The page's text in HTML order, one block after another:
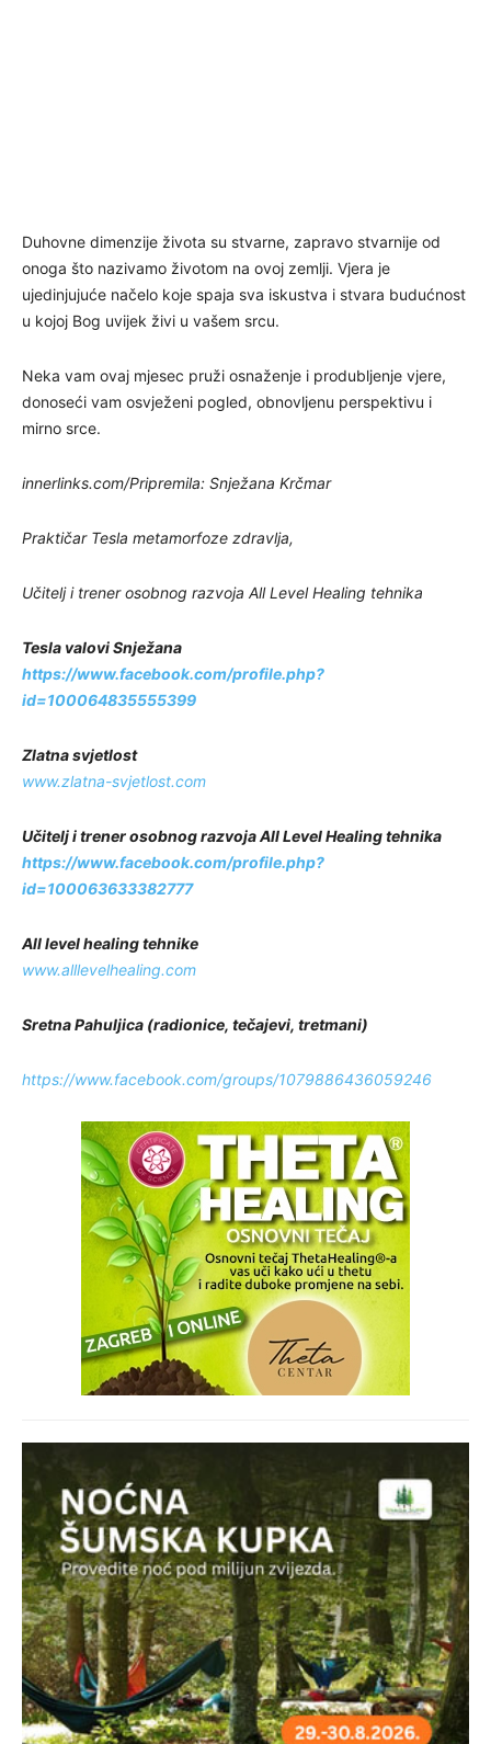
Duhovne dimenzije života su stvarne, zapravo stvarnije od
onoga što nazivamo životom na ovoj zemlji. Vjera je
ujedinjujuće načelo koje spaja sva iskustva i stvara budućnost
u kojoj Bog uvijek živi u vašem srcu.
Neka vam ovaj mjesec pruži osnaženje i produbljenje vjere,
donoseći vam osvježeni pogled, obnovljenu perspektivu i
mirno srce.
innerlinks.com/Pripremila: Snježana Krčmar
Praktičar Tesla metamorfoze zdravlja,
Učitelj i trener osobnog razvoja All Level Healing tehnika
Tesla valovi Snježana
https://www.facebook.com/profile.php?
id=100064835555399
Zlatna svjetlost
www.zlatna-svjetlost.com
Učitelj i trener osobnog razvoja All Level Healing tehnika
https://www.facebook.com/profile.php?
id=100063633382777
All level healing tehnike
www.alllevelhealing.com
Sretna Pahuljica (radionice, tečajevi, tretmani)
https://www.facebook.com/groups/1079886436059246